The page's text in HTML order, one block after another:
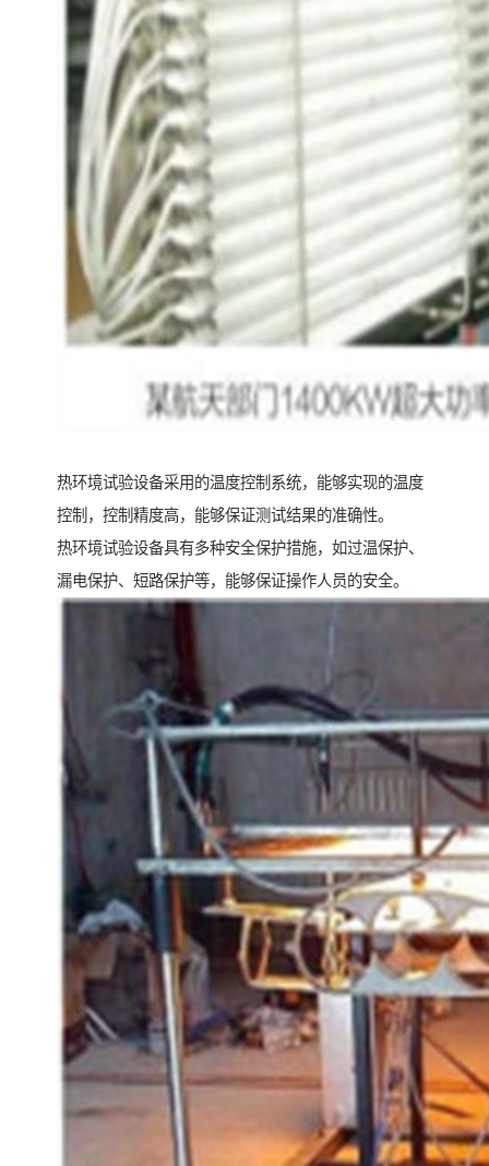
热环境试验设备采用的温度控制系统，能够实现的温度
控制，控制精度高，能够保证测试结果的准确性。
热环境试验设备具有多种安全保护措施，如过温保护、
漏电保护、短路保护等，能够保证操作人员的安全。